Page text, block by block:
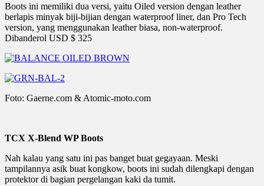
Boots ini memiliki dua versi, yaitu Oiled version dengan leather
berlapis minyak biji-bijian dengan waterproof liner, dan Pro Tech
version, yang menggunakan leather biasa, non-waterproof.
Dibanderol USD $ 325
Foto: Gaerne.com & Atomic-moto.com
TCX X-Blend WP Boots
Nah kalau yang satu ini pas banget buat gegayaan. Meski
tampilannya asik buat kongkow, boots ini sudah dilengkapi dengan
protektor di bagian pergelangan kaki da tumit.